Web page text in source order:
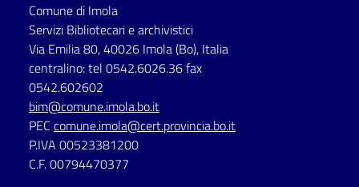
lettura
Seguici
su
Comune di Imola
Servizi Bibliotecari e archivistici
Via Emilia 80, 40026 Imola (Bo), Italia
centralino: tel 0542.6026.36 fax
0542.602602
bim@comune.imola.bo.it
PEC comune.imola@cert.provincia.bo.it
P.IVA 00523381200
C.F. 00794470377